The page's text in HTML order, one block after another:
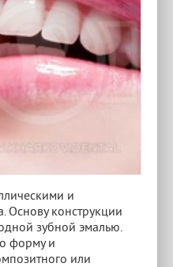
и
Основу конструкции
зубной эмалью.
форму и
или